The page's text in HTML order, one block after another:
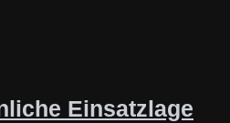
Einsatzlage